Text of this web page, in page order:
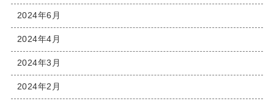
2024年6月
2024年4月
2024年3月
2024年2月